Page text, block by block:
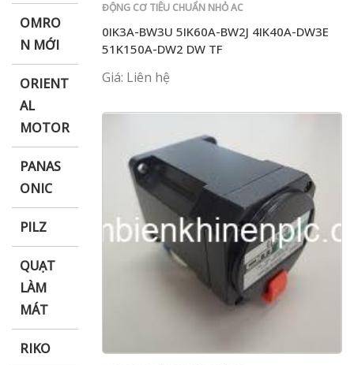
OMRO
N MỚI
ORIENT
AL
MOTOR
PANAS
ONIC
PILZ
QUẠT
LÀM
MÁT
RIKO
ĐỘNG CƠ TIÊU CHUẨN NHỎ AC
0IK3A-BW3U 5IK60A-BW2J 4IK40A-DW3E
51K150A-DW2 DW TF
Giá: Liên hệ